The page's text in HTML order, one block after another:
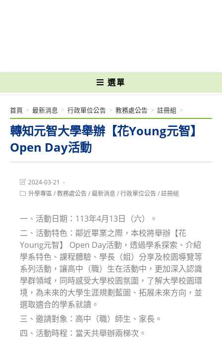
選單
轉知元智大學舉辦【花Young元智】
Open Day活動
首頁 > 最新消息 > 行政單位公告 > 教務處公告 > 註冊組 >
Post
last
modified:
2024-03-21
Post升學專區/教務處公告/最新消息 /行政單位公告/註冊組
一、活動日期：113年4月13日（六）。
二、活動特色：鄰近畢業之際，本校將舉辦【花
Young元智】 Open Day活動，透過學系探索、介紹
學系特色、課程體驗、學長（姐）分享及校園導覽等
系列活動，讓高中（職）生在活動中，更加深入認識
學群領域，同時感受大學校園氛圍，了解大學校園環
境，為未來的大學生涯規劃藍圖、拓展未來方向，並
選取適合的學系就讀。
三、邀請對象：高中（職）師生、家長。
四、活動時程：當天共舉辦兩梯次。